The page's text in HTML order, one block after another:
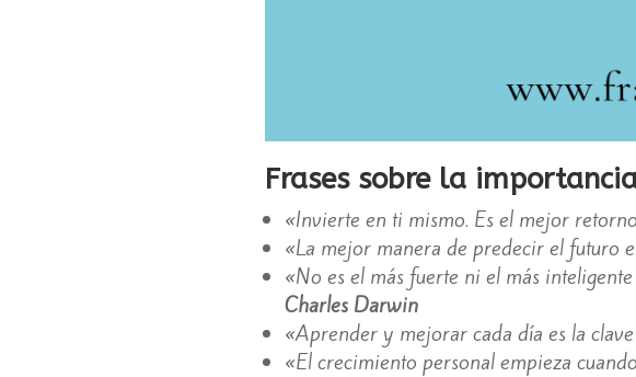
Frases sobre la
«Invierte en ti mismo. Es el mejor
«La mejor manera de predecir el futuro
«No es el más fuerte ni el más
Charles Darwin
«Aprender y mejorar cada día es la
«El crecimiento personal empieza